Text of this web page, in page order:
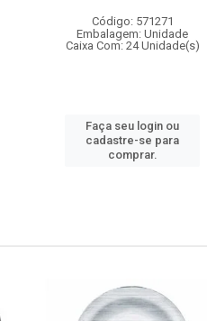
Código: 571271
Embalagem: Unidade
Caixa Com: 24 Unidade(s)
Faça seu login ou
cadastre-se para
comprar.